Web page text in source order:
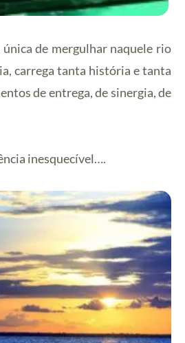
única de mergulhar naquele rio
carrega tanta história e tanta
de entrega, de sinergia, de
inesquecível….